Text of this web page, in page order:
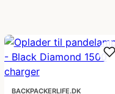
BACKPACKERLIFE.DK